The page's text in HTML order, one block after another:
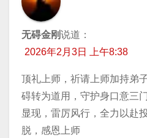
无碍金刚说道：
2026年2月3日 上午8:38
顶礼上师，祈请上师加持弟
碍转为道用，守护身口意三
显现，雷厉风行，全力以赴
脱，感恩上师